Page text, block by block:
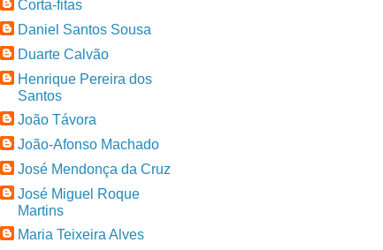
Corta-fitas
Daniel Santos Sousa
Duarte Calvão
Henrique Pereira dos
Santos
João Távora
João-Afonso Machado
José Mendonça da Cruz
José Miguel Roque
Martins
Maria Teixeira Alves